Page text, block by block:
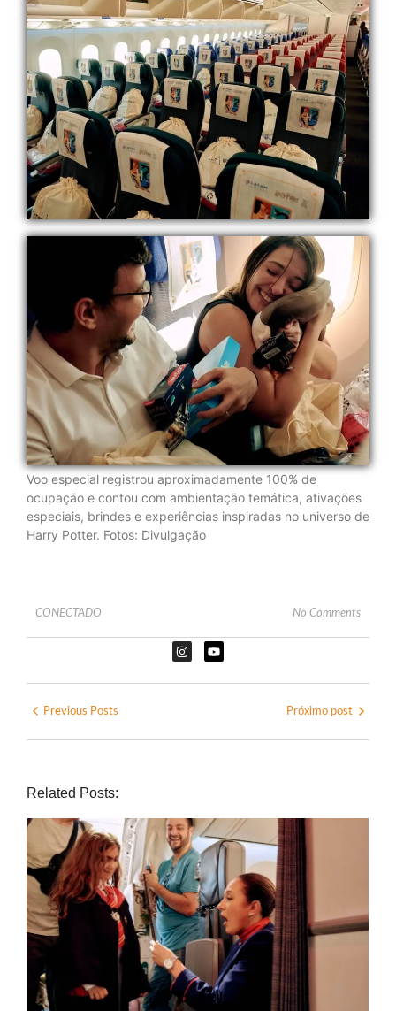
Voo especial registrou aproximadamente 100% de
ocupação e contou com ambientação temática, ativações
especiais, brindes e experiências inspiradas no universo de
Harry Potter. Fotos: Divulgação
CONECTADO No Comments
Previous Posts Próximo post
Related Posts: